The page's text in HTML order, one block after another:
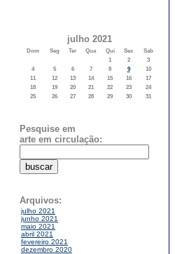
julho 2021
Dom Seg Ter Qua Qui Sex
Sab
1
2
3
4
5 6 7 8 9
10
11
12 13 14 15 16
17
18
19 20 21 22 23
24
25
26 27 28 29 30 31
Pesquise em
arte em circulação:
Arquivos:
julho 2021
junho 2021
maio 2021
abril 2021
fevereiro 2021
dezembro 2020